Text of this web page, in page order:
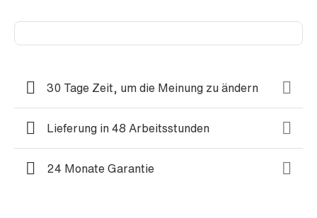
30 Tage Zeit, um die Meinung zu ändern
Lieferung in 48 Arbeitsstunden
24 Monate Garantie